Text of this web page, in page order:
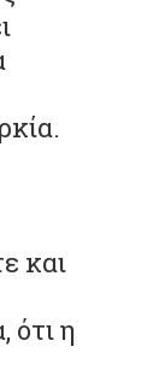
και
ότι η